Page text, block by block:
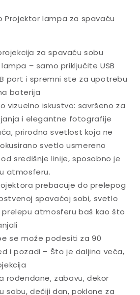
Projektor lampa za spavaću
za spavaću sobu
lampa – samo priključite USB
port i spremni ste za upotrebu
baterija
vizuelno iskustvo: savršeno za
i elegantne fotografije
prirodna svetlost koja ne
svetlo usmereno
središnje linije, sposobno je
atmosferu.
prebacuje do prelepog
spavaćoj sobi, svetlo
atmosferu baš kao što
se može podesiti za 90
i pozadi – Što je daljina veća,
rođendane, zabavu, dekor
sobu, dečiji dan, poklone za